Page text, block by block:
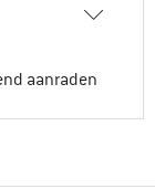
aanraden